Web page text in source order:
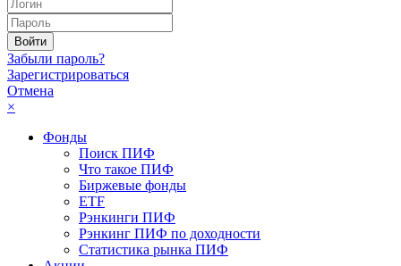
Забыли пароль?
Зарегистрироваться
Отмена
×
Фонды
Поиск ПИФ
Что такое ПИФ
Биржевые фонды
ETF
Рэнкинги ПИФ
Рэнкинг ПИФ по доходности
Статистика рынка ПИФ